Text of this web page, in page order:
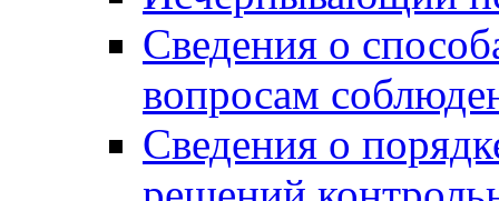
Сведения о
вопросам
Сведения о